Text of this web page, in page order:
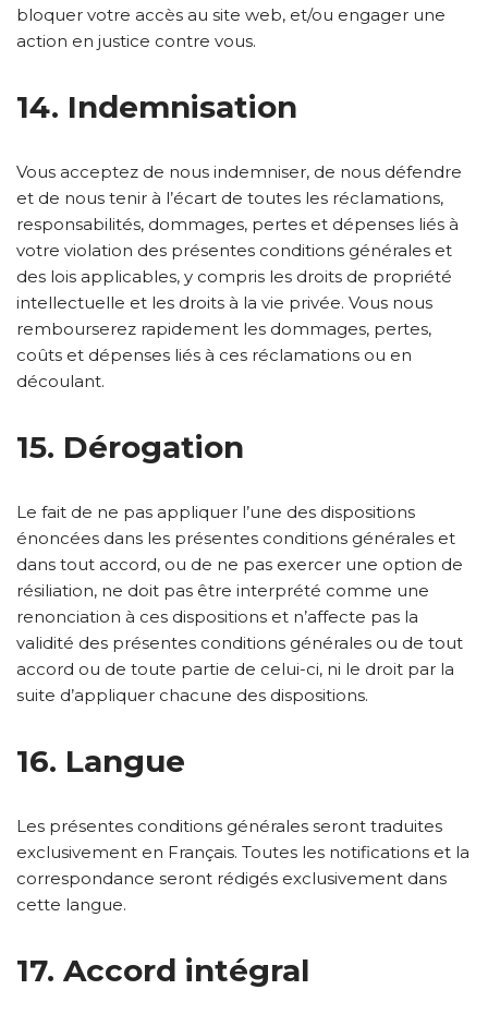
bloquer votre accès au site web, et/ou engager une
action en justice contre vous.
14. Indemnisation
Vous acceptez de nous indemniser, de nous défendre
et de nous tenir à l’écart de toutes les réclamations,
responsabilités, dommages, pertes et dépenses liés à
votre violation des présentes conditions générales et
des lois applicables, y compris les droits de propriété
intellectuelle et les droits à la vie privée. Vous nous
rembourserez rapidement les dommages, pertes,
coûts et dépenses liés à ces réclamations ou en
découlant.
15. Dérogation
Le fait de ne pas appliquer l’une des dispositions
énoncées dans les présentes conditions générales et
dans tout accord, ou de ne pas exercer une option de
résiliation, ne doit pas être interprété comme une
renonciation à ces dispositions et n’affecte pas la
validité des présentes conditions générales ou de tout
accord ou de toute partie de celui-ci, ni le droit par la
suite d’appliquer chacune des dispositions.
16. Langue
Les présentes conditions générales seront traduites
exclusivement en Français. Toutes les notifications et la
correspondance seront rédigés exclusivement dans
cette langue.
17. Accord intégral